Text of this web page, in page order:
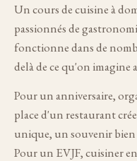
Un cours de cuisine à
passionnés de
fonctionne dans de
delà de ce qu'on imagine
Pour un anniversaire,
place d'un restaurant
unique, un souvenir
Pour un EVJF, cuisiner